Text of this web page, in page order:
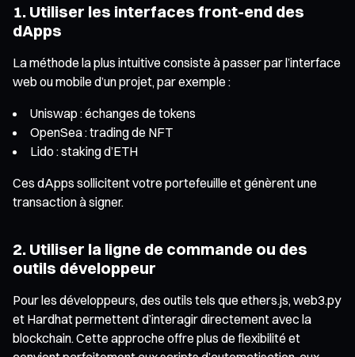
1. Utiliser les interfaces front-end des
dApps
La méthode la plus intuitive consiste à passer par l’interface
web ou mobile d’un projet, par exemple :
Uniswap : échanges de tokens
OpenSea : trading de NFT
Lido : staking d’ETH
Ces dApps sollicitent votre portefeuille et génèrent une
transaction à signer.
2. Utiliser la ligne de commande ou des
outils développeur
Pour les développeurs, des outils tels que ethers.js, web3.py
et Hardhat permettent d’interagir directement avec la
blockchain. Cette approche offre plus de flexibilité et